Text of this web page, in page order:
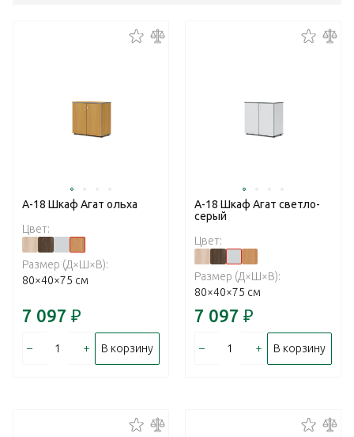
А-18 Шкаф Агат ольха
Цвет:
Размер (Д×Ш×В):
80×40×75 см
7 097 ₽
– + В корзину
А-18 Шкаф Агат светло-
серый
Цвет:
Размер (Д×Ш×В):
80×40×75 см
7 097 ₽
– + В корзину